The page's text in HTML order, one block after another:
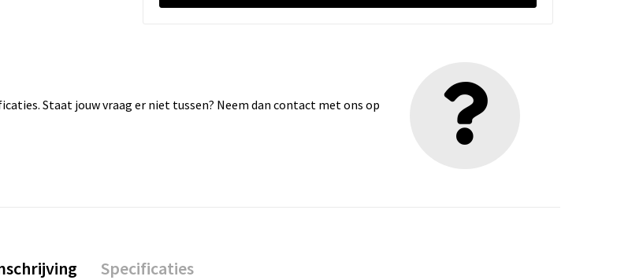
Staat jouw vraag er niet tussen? Neem dan contact met ons op
Specificaties